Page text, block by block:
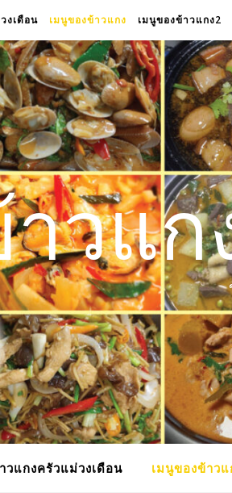
งเดือน เมนูของข้าวแกง เมนูของข้าวแกง2
วแก
วแกงครัวแม่วงเดือน เมนูของข้าวแ